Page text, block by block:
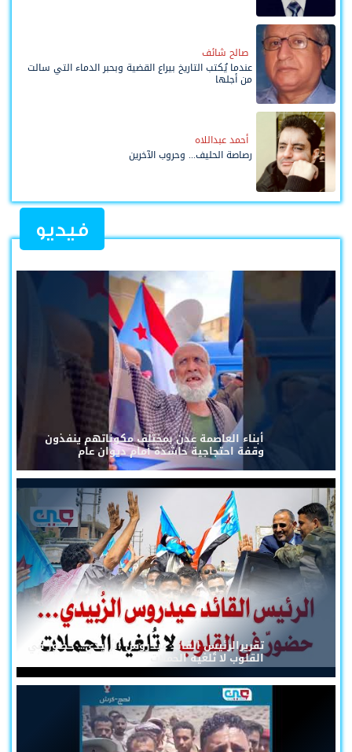
صالح شائف
عندما يُكتب التاريخ بيراع القضية وبحبر الدماء التي سالت
من أجلها
أحمد عبداللاه
رصاصة الحليف... وحروب الآخرين
فيديو
أبناء العاصمة عدن بمختلف مكوناتهم ينفذون
وقفة احتجاجية حاشدة أمام ديوان عام
تقريرالرئيس القائد عيدروس الزُبيدي... حضورٌ في
القلوب لا تُلغيه الحملات